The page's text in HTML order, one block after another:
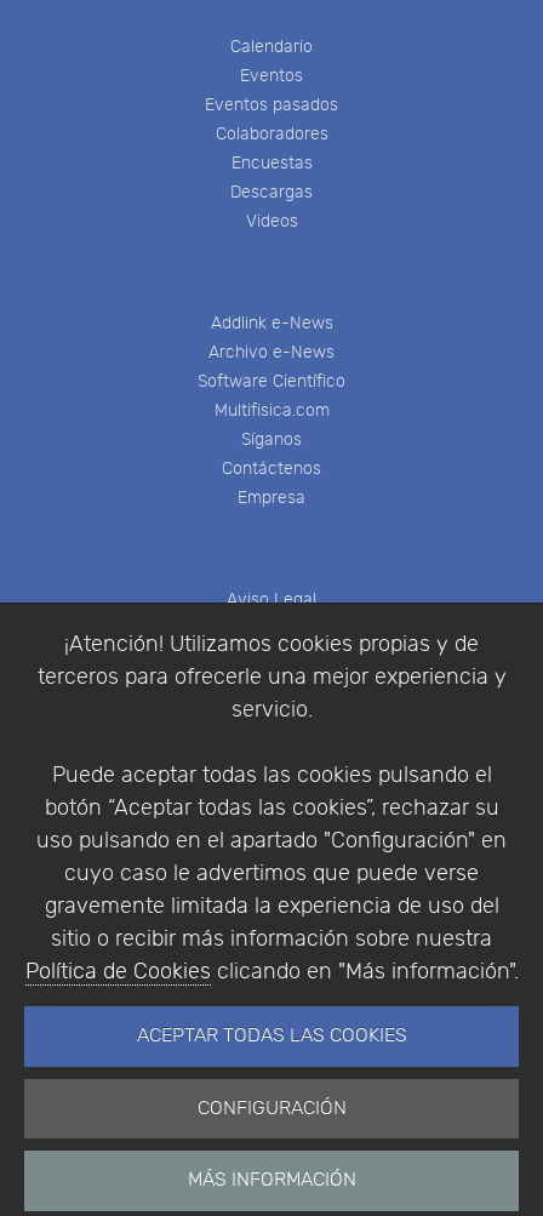
¡Atención! Utilizamos cookies propias y de
terceros para ofrecerle una mejor experiencia y
servicio.
Puede aceptar todas las cookies pulsando el
botón “Aceptar todas las cookies”, rechazar su
uso pulsando en el apartado "Configuración" en
cuyo caso le advertimos que puede verse
gravemente limitada la experiencia de uso del
sitio o recibir más información sobre nuestra
Política de Cookies clicando en "Más información".
ACEPTAR TODAS LAS COOKIES
CONFIGURACIÓN
MÁS INFORMACIÓN
Calendario
Eventos
Eventos pasados
Colaboradores
Encuestas
Descargas
Videos
Addlink e-News
Archivo e-News
Software Científico
Multifisica.com
Síganos
Contáctenos
Empresa
Aviso Legal
Condiciones de compra
Identificarse
Empresa|Aviso Legal| Política de Privacidad |
Política de Cookies
© Copyright 1994 - 2026. Addlink Software
Científico, S.L.
Portugal.